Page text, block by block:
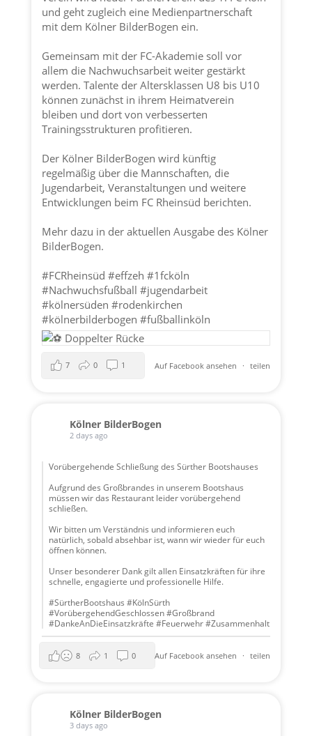
und geht zugleich eine Medienpartnerschaft
mit dem Kölner BilderBogen ein.
Gemeinsam mit der FC-Akademie soll vor
allem die Nachwuchsarbeit weiter gestärkt
werden. Talente der Altersklassen U8 bis U10
können zunächst in ihrem Heimatverein
bleiben und dort von verbesserten
Trainingsstrukturen profitieren.
Der Kölner BilderBogen wird künftig
regelmäßig über die Mannschaften, die
Jugendarbeit, Veranstaltungen und weitere
Entwicklungen beim FC Rheinsüd berichten.
Mehr dazu in der aktuellen Ausgabe des Kölner
BilderBogen.
#FCRheinsüd #effzeh #1fcköln
#Nachwuchsfußball #jugendarbeit
#kölnersüden #rodenkirchen
#kölnerbilderbogen #fußballinköln
Auf Facebook ansehen · teilen
7 0 1
Kölner BilderBogen
2 days ago
Vorübergehende Schließung des Sürther Bootshauses
Aufgrund des Großbrandes in unserem Bootshaus
müssen wir das Restaurant leider vorübergehend
schließen.
Wir bitten um Verständnis und informieren euch
natürlich, sobald absehbar ist, wann wir wieder für euch
öffnen können.
Unser besonderer Dank gilt allen Einsatzkräften für ihre
schnelle, engagierte und professionelle Hilfe.
#SürtherBootshaus #KölnSürth
#VorübergehendGeschlossen #Großbrand
#DankeAnDieEinsatzkräfte #Feuerwehr #Zusammenhalt
Auf Facebook ansehen · teilen
8 1 0
Kölner BilderBogen
3 days ago